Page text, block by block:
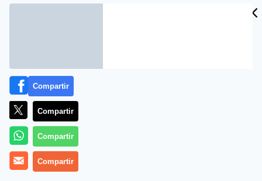
El concejal de Ahora Madrid, Javier Barbero, ha pasado
Compartir
Compartir
Compartir
Compartir